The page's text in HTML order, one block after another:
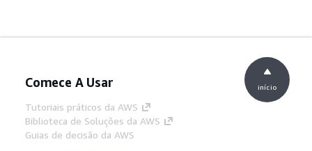
Comece A Usar
Tutoriais práticos da AWS
Biblioteca de Soluções da AWS
Guias de decisão da AWS
início